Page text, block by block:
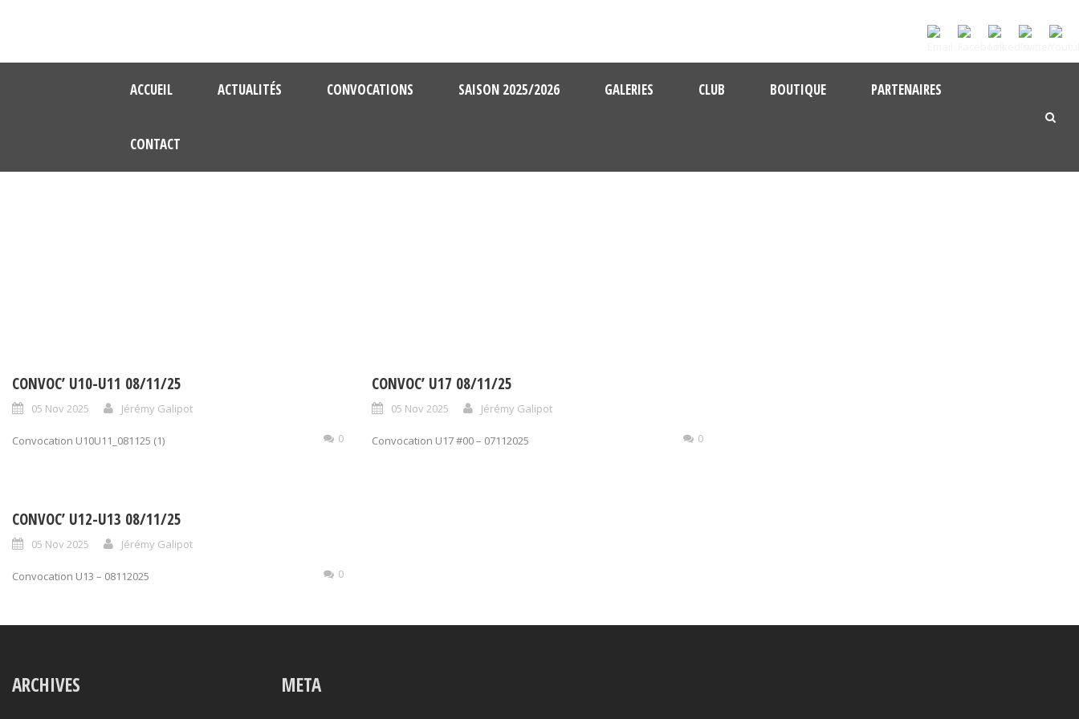
ACCUEIL ACTUALITÉS CONVOCATIONS SAISON 2025/2026 GALERIES CLUB BOUTIQUE PARTENAIRES
CONTACT
CONVOC’ U10-U11 08/11/25
05 Nov 2025 Jérémy Galipot
Convocation U10U11_081125 (1) 0
CONVOC’ U17 08/11/25
05 Nov 2025 Jérémy Galipot
Convocation U17 #00 – 07112025 0
CONVOC’ U12-U13 08/11/25
05 Nov 2025 Jérémy Galipot
Convocation U13 – 08112025 0
ARCHIVES META